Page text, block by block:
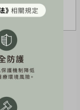
感覺
脂肪分布較廣
人，常作為體態
度明顯（捏起來